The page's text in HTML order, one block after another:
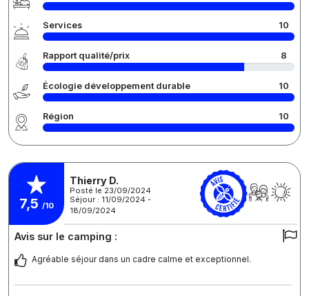
Services 10
Rapport qualité/prix 8
Écologie développement durable 10
Région 10
7,5 /10
Thierry D.
Posté le 23/09/2024
Séjour : 11/09/2024 -
18/09/2024
Avis sur le camping :
Agréable séjour dans un cadre calme et exceptionnel.